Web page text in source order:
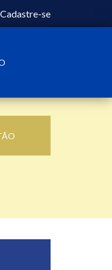
Cadastre-se